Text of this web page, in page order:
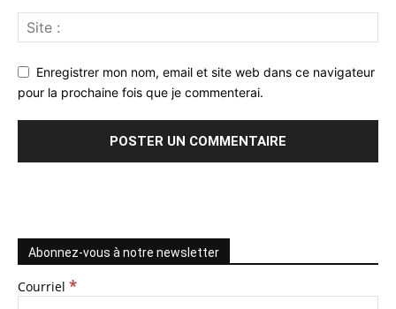
Enregistrer mon nom, email et site web dans ce navigateur
pour la prochaine fois que je commenterai.
Abonnez-vous à notre newsletter
Courriel *